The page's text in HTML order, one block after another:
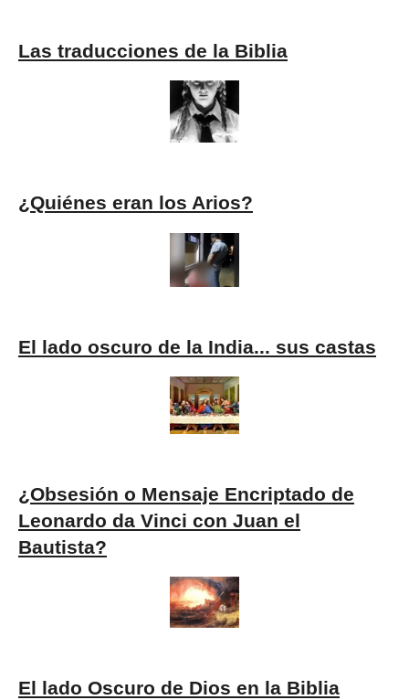
Las traducciones de la Biblia
¿Quiénes eran los Arios?
El lado oscuro de la India... sus castas
¿Obsesión o Mensaje Encriptado de
Leonardo da Vinci con Juan el
Bautista?
El lado Oscuro de Dios en la Biblia